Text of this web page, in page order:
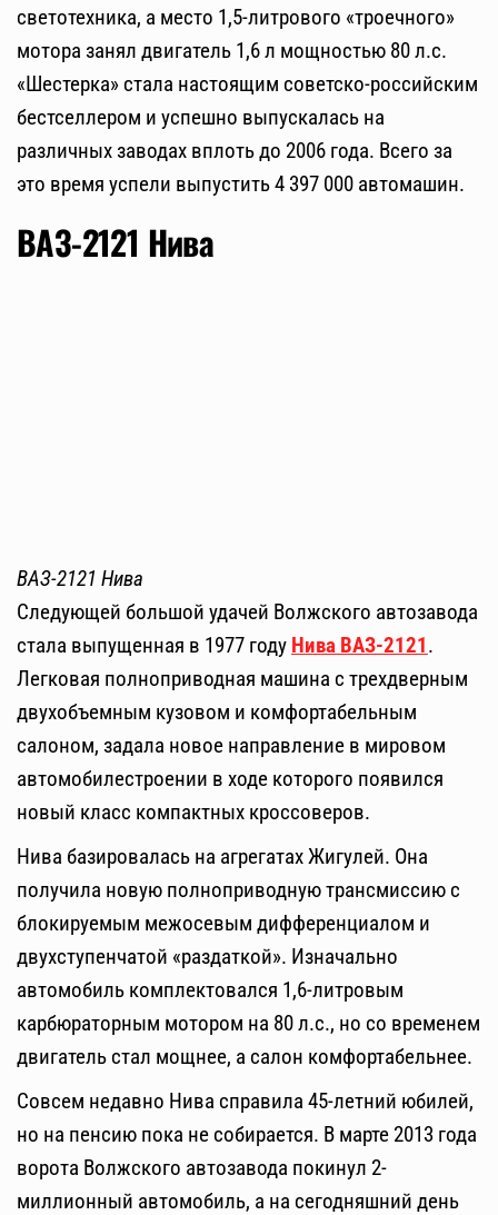
светотехника, а место 1,5-литрового «троечного»
мотора занял двигатель 1,6 л мощностью 80 л.с.
«Шестерка» стала настоящим советско-российским
бестселлером и успешно выпускалась на
различных заводах вплоть до 2006 года. Всего за
это время успели выпустить 4 397 000 автомашин.
ВАЗ-2121 Нива
ВАЗ-2121 Нива
Следующей большой удачей Волжского автозавода
стала выпущенная в 1977 году Нива ВАЗ-2121.
Легковая полноприводная машина с трехдверным
двухобъемным кузовом и комфортабельным
салоном, задала новое направление в мировом
автомобилестроении в ходе которого появился
новый класс компактных кроссоверов.
Нива базировалась на агрегатах Жигулей. Она
получила новую полноприводную трансмиссию с
блокируемым межосевым дифференциалом и
двухступенчатой «раздаткой». Изначально
автомобиль комплектовался 1,6-литровым
карбюраторным мотором на 80 л.с., но со временем
двигатель стал мощнее, а салон комфортабельнее.
Совсем недавно Нива справила 45-летний юбилей,
но на пенсию пока не собирается. В марте 2013 года
ворота Волжского автозавода покинул 2-
миллионный автомобиль, а на сегодняшний день